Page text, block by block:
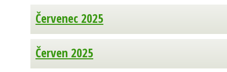
Červenec 2025
Červen 2025